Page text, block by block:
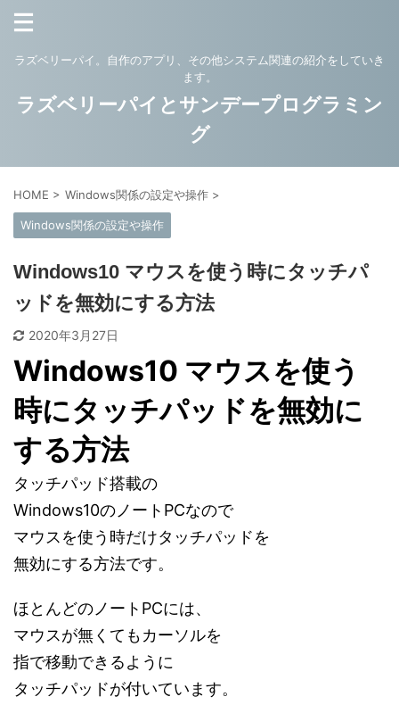
ラズベリーパイ。自作のアプリ、その他システム関連の紹介をしていき
ます。
ラズベリーパイとサンデープログラミン
グ
HOME > Windows関係の設定や操作 >
Windows関係の設定や操作
Windows10 マウスを使う時にタッチパ
ッドを無効にする方法
2020年3月27日
Windows10 マウスを使う
時にタッチパッドを無効に
する方法
タッチパッド搭載の
Windows10のノートPCなので
マウスを使う時だけタッチパッドを
無効にする方法です。
ほとんどのノートPCには、
マウスが無くてもカーソルを
指で移動できるように
タッチパッドが付いています。